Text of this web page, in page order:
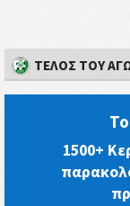
ΤΈΛΟΣ ΤΟΥ
1500+